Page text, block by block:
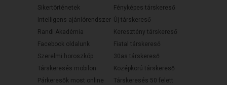
Sikertörténetek
Intelligens ajánlórendszer
Randi Akadémia
Facebook oldalunk
Szerelmi horoszkóp
Társkeresés mobilon
Párkeresők most online
Fényképes társkereső
Új társkereső
Keresztény társkereső
Fiatal társkereső
30as társkereső
Középkorú társkereső
Társkeresés 50 felett